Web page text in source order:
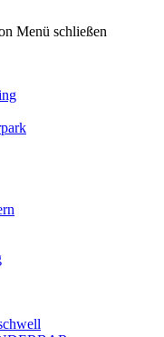
Menü schließen